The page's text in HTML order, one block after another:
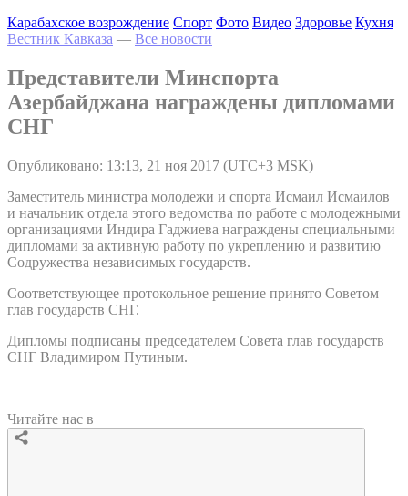
Карабахское возрождение Спорт Фото Видео Здоровье Кухня
Вестник Кавказа — Все новости
Представители Минспорта
Азербайджана награждены дипломами
СНГ
Опубликовано: 13:13, 21 ноя 2017 (UTC+3 MSK)
Заместитель министра молодежи и спорта Исмаил Исмаилов
и начальник отдела этого ведомства по работе с молодежными
организациями Индира Гаджиева награждены специальными
дипломами за активную работу по укреплению и развитию
Содружества независимых государств.
Соответствующее протокольное решение принято Советом
глав государств СНГ.
Дипломы подписаны председателем Совета глав государств
СНГ Владимиром Путиным.
Читайте нас в